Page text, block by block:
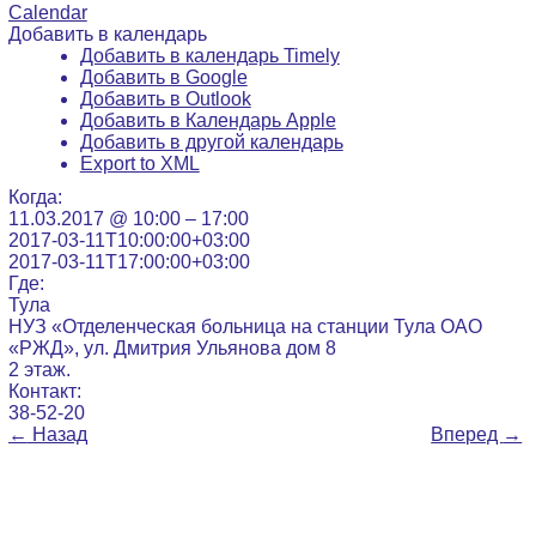
Calendar
Добавить в календарь
Добавить в календарь Timely
Добавить в Google
Добавить в Outlook
Добавить в Календарь Apple
Добавить в другой календарь
Export to XML
Когда:
11.03.2017 @ 10:00 – 17:00
2017-03-11T10:00:00+03:00
2017-03-11T17:00:00+03:00
Где:
Тула
НУЗ «Отделенческая больница на станции Тула ОАО
«РЖД», ул. Дмитрия Ульянова дом 8
2 этаж.
Контакт:
38-52-20
← Назад Вперед →